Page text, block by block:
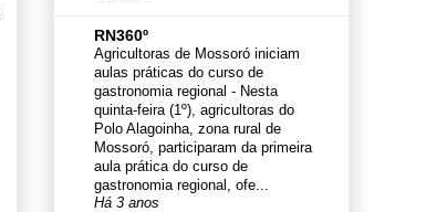
RN360º
Agricultoras de Mossoró iniciam
aulas práticas do curso de
gastronomia regional - Nesta
quinta-feira (1º), agricultoras do
Polo Alagoinha, zona rural de
Mossoró, participaram da primeira
aula prática do curso de
gastronomia regional, ofe...
Há 3 anos